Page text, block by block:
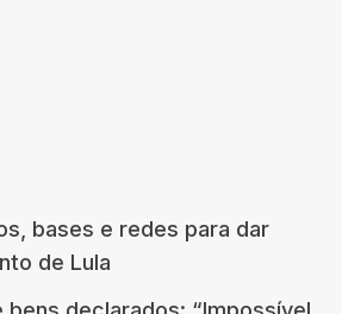
bases e redes para dar
de Lula